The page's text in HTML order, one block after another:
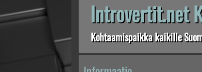
Introvertit.net
Kohtaamispaikka kaikille